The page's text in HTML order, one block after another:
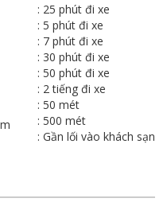
: 25 phút đi xe
: 5 phút đi xe
: 7 phút đi xe
: 30 phút đi xe
: 50 phút đi xe
: 2 tiếng đi xe
: 50 mét
: 500 mét
: Gần lối vào khách sạn